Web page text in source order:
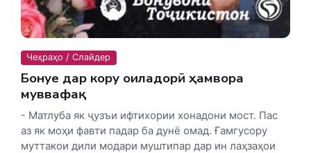
Чеҳраҳо / Слайдер
Бонуе дар кору оиладорӣ ҳамвора
муввафақ
- Матлуба як ҷузъи ифтихории хонадони мост. Пас
аз як моҳи фавти падар ба дунё омад. Ғамгусору
муттакои дили модари муштипар дар ин лаҳзаҳои